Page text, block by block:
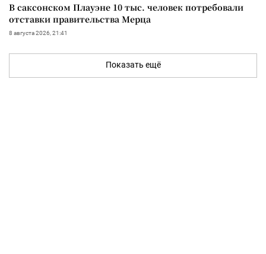
В саксонском Плауэне 10 тыс. человек потребовали
отставки правительства Мерца
8 августа 2026, 21:41
Показать ещё